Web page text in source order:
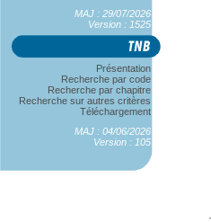
MAJ : 29/07/2026
Version : 1525
Présentation
Recherche par code
Recherche par chapitre
Recherche sur autres critères
Téléchargement
MAJ : 04/06/2026
Version : 105